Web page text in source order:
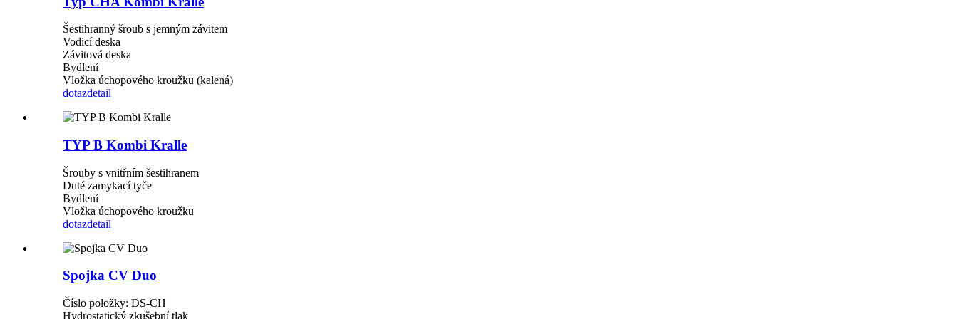
Šestihranný šroub s jemným závitem
Vodicí deska
Závitová deska
Bydlení
Vložka úchopového kroužku (kalená)
dotazdetail
TYP B Kombi Kralle
Šrouby s vnitřním šestihranem
Duté zamykací tyče
Bydlení
Vložka úchopového kroužku
dotazdetail
Spojka CV Duo
Číslo položky: DS-CH
Hydrostatický zkušební tlak